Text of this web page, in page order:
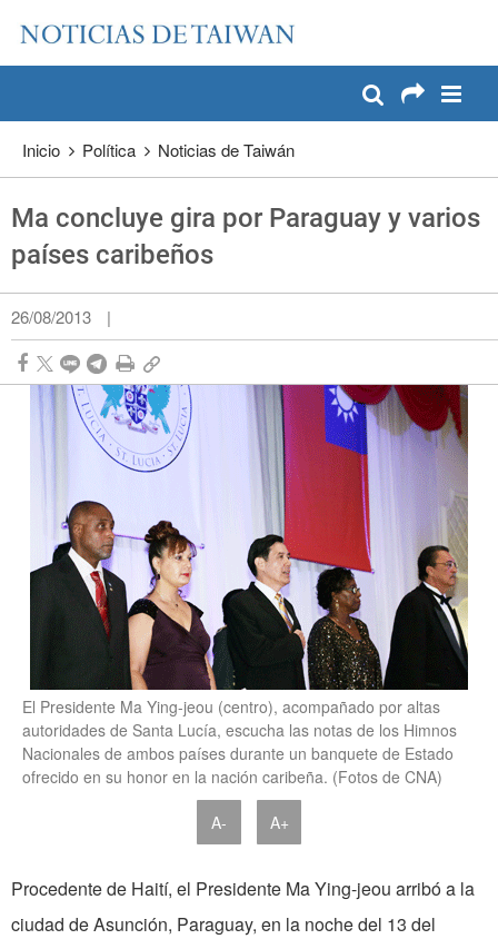
Pase a contenido principal
Inicio Política Noticias de Taiwán
Ma concluye gira por Paraguay y varios
países caribeños
26/08/2013 |
El Presidente Ma Ying-jeou (centro), acompañado por altas
autoridades de Santa Lucía, escucha las notas de los Himnos
Nacionales de ambos países durante un banquete de Estado
ofrecido en su honor en la nación caribeña. (Fotos de CNA)
A- A+
Procedente de Haití, el Presidente Ma Ying-jeou arribó a la
ciudad de Asunción, Paraguay, en la noche del 13 del